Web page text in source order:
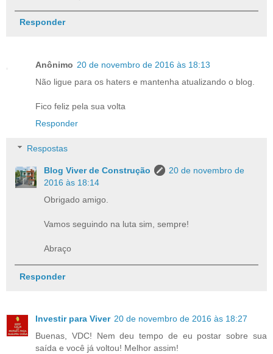
Responder
Anônimo 20 de novembro de 2016 às 18:13
Não ligue para os haters e mantenha atualizando o blog.
Fico feliz pela sua volta
Responder
Respostas
Blog Viver de Construção
20 de novembro de
2016 às 18:14
Obrigado amigo.
Vamos seguindo na luta sim, sempre!
Abraço
Responder
Investir para Viver 20 de novembro de 2016 às 18:27
Buenas, VDC! Nem deu tempo de eu postar sobre sua
saída e você já voltou! Melhor assim!